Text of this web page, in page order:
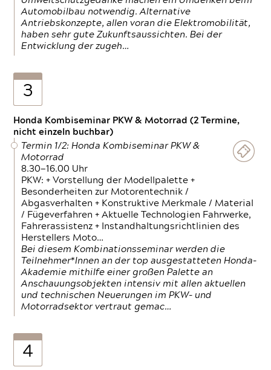
Automobilbau notwendig. Alternative
Antriebskonzepte, allen voran die Elektromobilität,
haben sehr gute Zukunftsaussichten. Bei der
Entwicklung der zugeh…
3
Honda Kombiseminar PKW & Motorrad (2 Termine,
nicht einzeln buchbar)
Termin 1/2: Honda Kombiseminar PKW &
Motorrad
8.30—16.00 Uhr
PKW: + Vorstellung der Modellpalette +
Besonderheiten zur Motorentechnik /
Abgasverhalten + Konstruktive Merkmale / Material
/ Fügeverfahren + Aktuelle Technologien Fahrwerke,
Fahrerassistenz + Instandhaltungsrichtlinien des
Herstellers Moto…
Bei diesem Kombinationsseminar werden die
Teilnehmer*Innen an der top ausgestatteten Honda-
Akademie mithilfe einer großen Palette an
Anschauungsobjekten intensiv mit allen aktuellen
und technischen Neuerungen im PKW- und
Motorradsektor vertraut gemac…
4